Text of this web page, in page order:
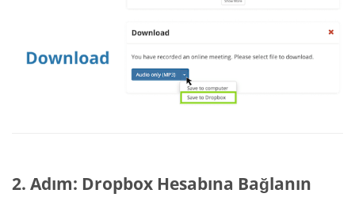
2. Adım: Dropbox Hesabına Bağlanın